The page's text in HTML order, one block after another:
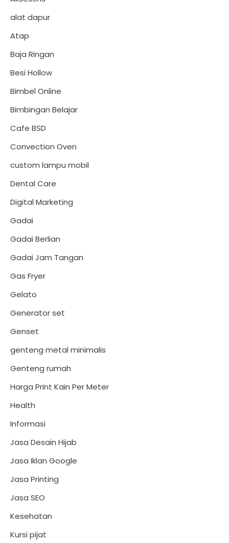
alat dapur
Atap
Baja Ringan
Besi Hollow
Bimbel Online
Bimbingan Belajar
Cafe BSD
Convection Oven
custom lampu mobil
Dental Care
Digital Marketing
Gadai
Gadai Berlian
Gadai Jam Tangan
Gas Fryer
Gelato
Generator set
Genset
genteng metal minimalis
Genteng rumah
Harga Print Kain Per Meter
Health
Informasi
Jasa Desain Hijab
Jasa Iklan Google
Jasa Printing
Jasa SEO
Kesehatan
Kursi pijat